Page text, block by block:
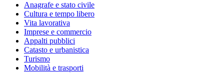
Anagrafe e stato civile
Cultura e tempo libero
Vita lavorativa
Imprese e commercio
Appalti pubblici
Catasto e urbanistica
Turismo
Mobilità e trasporti